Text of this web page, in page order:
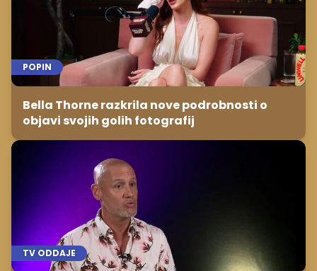
POPIN
Bella Thorne razkrila nove podrobnosti o
objavi svojih golih fotografij
TV ODDAJE